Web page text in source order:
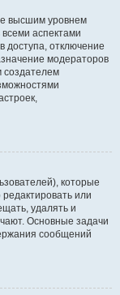
высшим уровнем
аспектами
доступа, отключение
модераторов
создателем
которые
или
удалять и
Основные задачи
сообщений